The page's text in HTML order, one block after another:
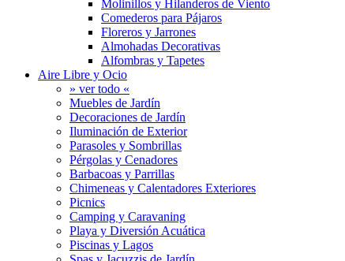
Molinillos y Hilanderos de Viento
Comederos para Pájaros
Floreros y Jarrones
Almohadas Decorativas
Alfombras y Tapetes
Aire Libre y Ocio
» ver todo «
Muebles de Jardín
Decoraciones de Jardín
Iluminación de Exterior
Parasoles y Sombrillas
Pérgolas y Cenadores
Barbacoas y Parrillas
Chimeneas y Calentadores Exteriores
Picnics
Camping y Caravaning
Playa y Diversión Acuática
Piscinas y Lagos